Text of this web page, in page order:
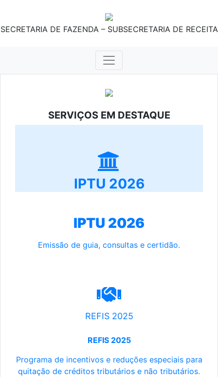
SECRETARIA DE FAZENDA – SUBSECRETARIA DE RECEITA
SERVIÇOS EM DESTAQUE
IPTU 2026
IPTU 2026
Emissão de guia, consultas e certidão.
REFIS 2025
REFIS 2025
Programa de incentivos e reduções especiais para
quitação de créditos tributários e não tributários.